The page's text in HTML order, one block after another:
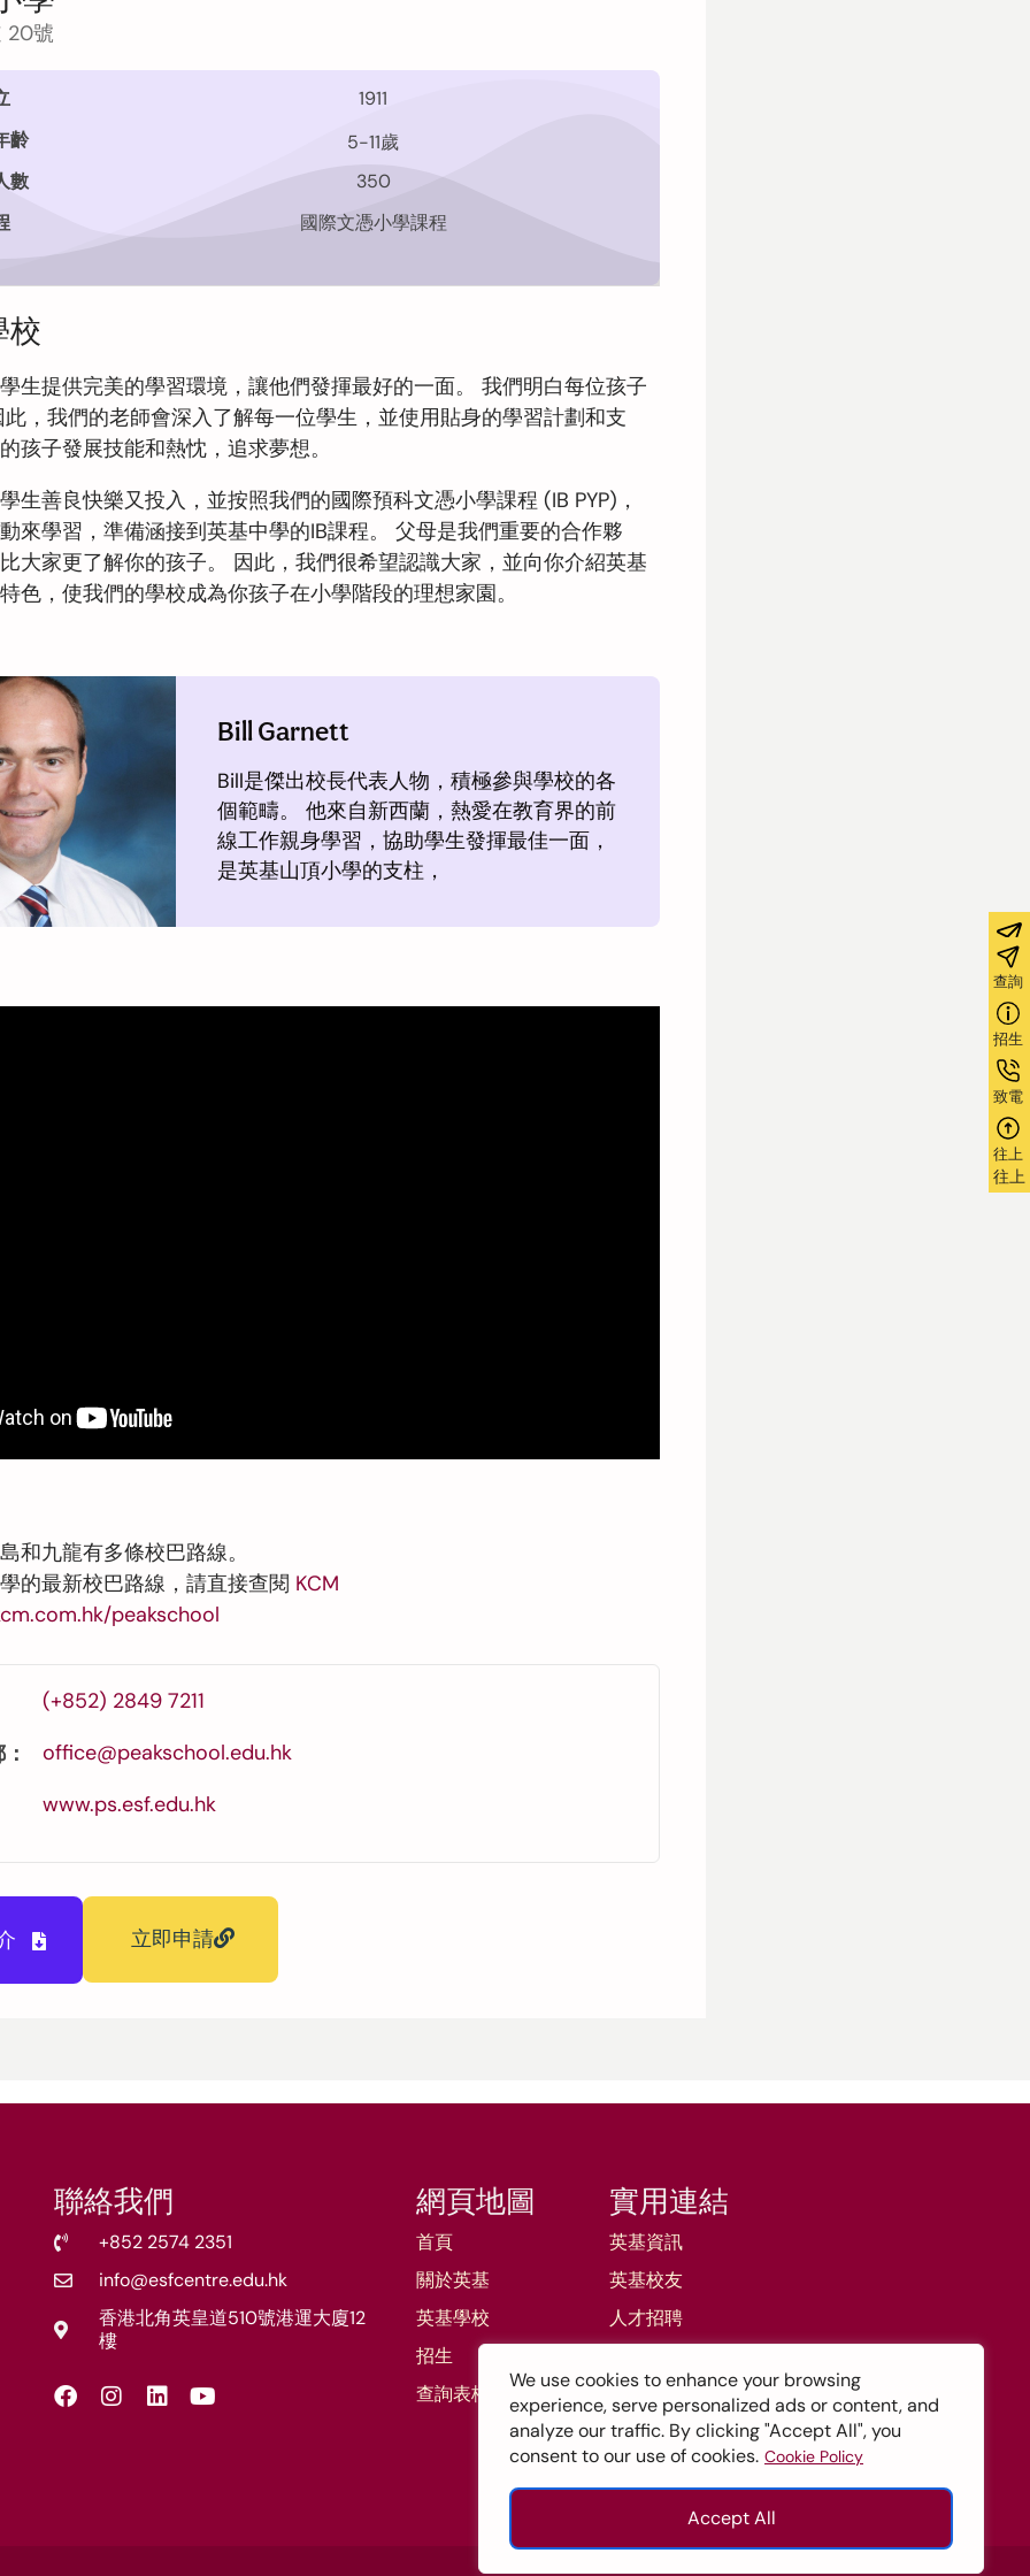
We use cookies to enhance your browsing
experience, serve personalized ads or content, and
analyze our traffic. By clicking "Accept All", you
consent to our use of cookies. Cookie Policy
Accept All
查詢
招生
致電
往上
20號
1911
齡
5-11歲
數
350
國際文憑小學課程
校
生提供完美的學習環境，讓他們發揮最好的一面。 我們明白每位孩子
，我們的老師會深入了解每一位學生，並使用貼身的學習計劃和支
孩子發展技能和熱忱，追求夢想。
生善良快樂又投入，並按照我們的國際預科文憑小學課程 (IB PYP)，
來學習，準備涵接到英基中學的IB課程。 父母是我們重要的合作夥
大家更了解你的孩子。 因此，我們很希望認識大家，並向你介紹英基
色，使我們的學校成為你孩子在小學階段的理想家園。
Bill Garnett
Bill是傑出校長代表人物，積極參與學校的各
個範疇。 他來自新西蘭，熱愛在教育界的前
線工作親身學習，協助學生發揮最佳一面，
是英基山頂小學的支柱，
和九龍有多條校巴路線。
的最新校巴路線，請直接查閱 KCM
peakschool
(+852) 2849 7211
office@peakschool.edu.hk
www.ps.esf.edu.hk
立即申請
查詢
招生
致電
往上
聯絡我們
+852 2574 2351
info@esfcentre.edu.hk
香港北角英皇道510號港運大廈12
樓
網頁地圖
首頁
關於英基
英基學校
招生
查詢表格
實用連結
英基資訊
英基校友
人才招聘
英基探新
英基學校日曆25/26
英基學校日曆26/27